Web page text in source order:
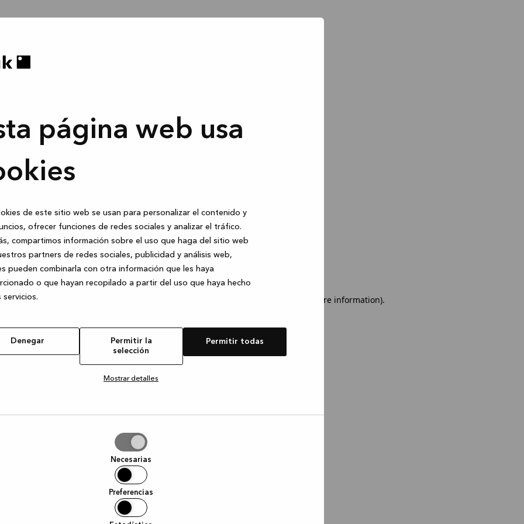
página web usa
de este sitio web se usan para personalizar el contenido y
ofrecer funciones de redes sociales y analizar el tráfico.
compartimos información sobre el uso que haga del sitio web
partners de redes sociales, publicidad y análisis web,
pueden combinarla con otra información que les haya
o que hayan recopilado a partir del uso que haya hecho
servicios.
Denegar
Permitir la
selección
Permitir todas
Mostrar detalles
Necesarias
Preferencias
has occurred (see the browser console for more information).